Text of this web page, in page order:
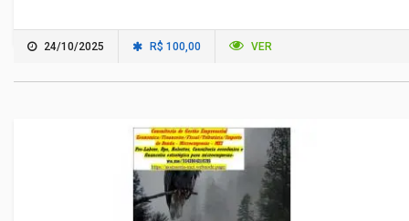
24/10/2025 R$ 100,00 VER